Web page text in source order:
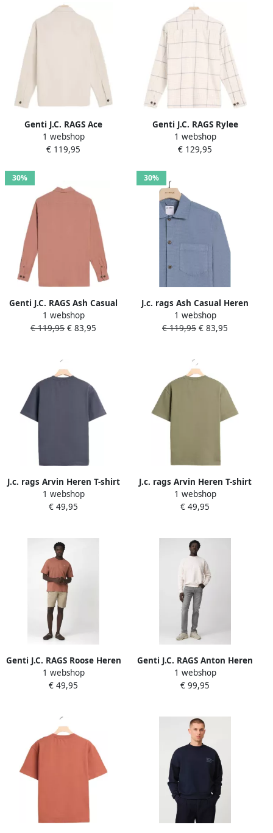
Genti J.C. RAGS Ace
Overshirt
1 webshop
€ 119,95
Genti J.C. RAGS Rylee
Overshirt
1 webshop
€ 129,95
30%
Genti J.C. RAGS Ash Casual
Heren Overhemd LM
1 webshop
€ 119,95 € 83,95
30%
J.c. rags Ash Casual Heren
Overhemd LM
1 webshop
€ 119,95 € 83,95
J.c. rags Arvin Heren T-shirt
KM
1 webshop
€ 49,95
J.c. rags Arvin Heren T-shirt
KM
1 webshop
€ 49,95
Genti J.C. RAGS Roose Heren
T-shirt KM
1 webshop
€ 49,95
Genti J.C. RAGS Anton Heren
Sweater
1 webshop
€ 99,95